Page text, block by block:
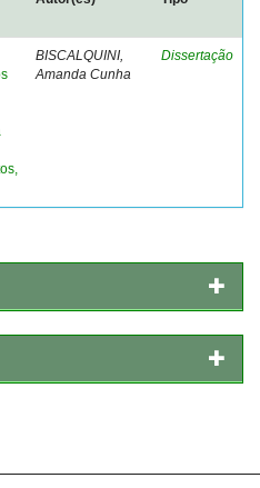
BISCALQUINI,
Amanda Cunha
Dissertação